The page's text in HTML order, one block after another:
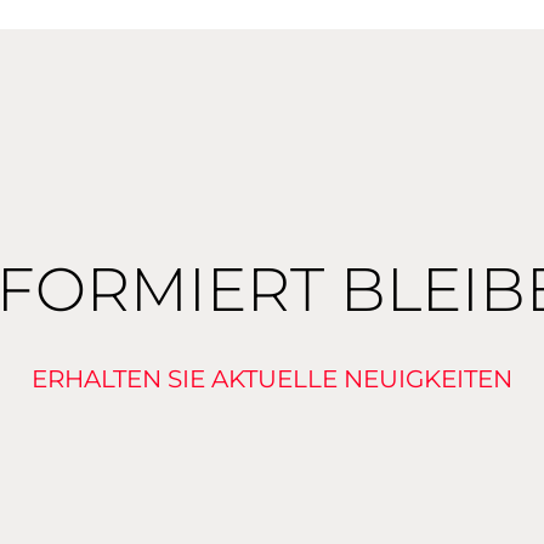
ERHALTEN SIE AKTUELLE NEUIGKEITEN